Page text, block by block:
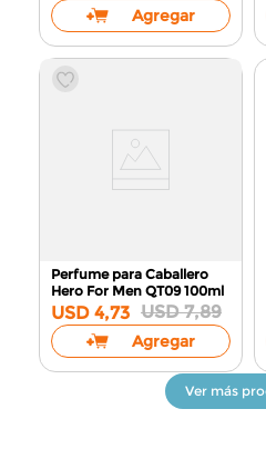
Agregar
Perfume para Caballero
Hero For Men QT09 100ml
USD 4,73 USD 7,89
Agregar